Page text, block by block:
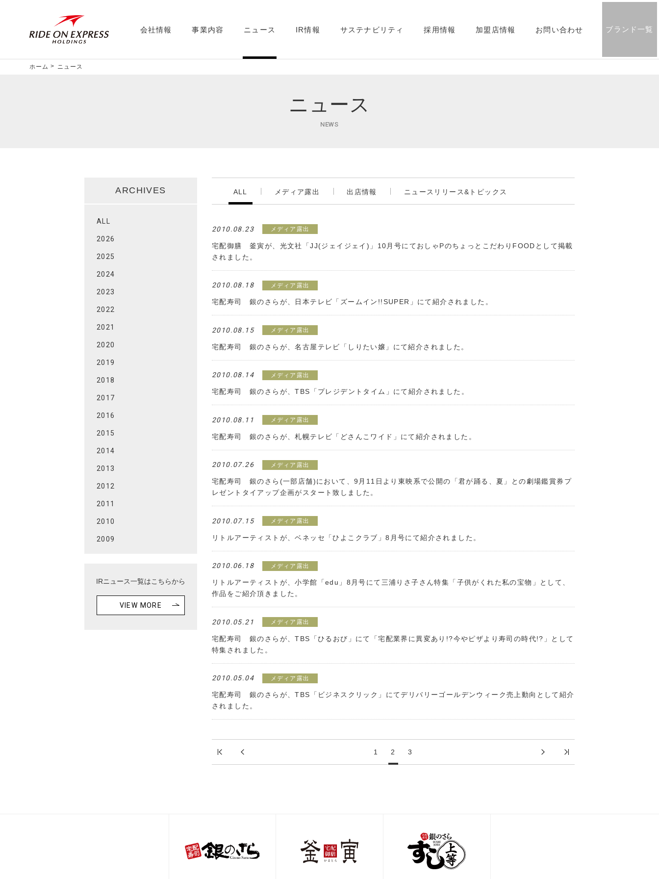
会社情報 事業内容 ニュース IR情報 サステナビリティ 採用情報 加盟店情報 お問い合わせ ブランド一覧
ホーム ニュース
ニュース
NEWS
ARCHIVES
ALL
2026
2025
2024
2023
2022
2021
2020
2019
2018
2017
2016
2015
2014
2013
2012
2011
2010
2009
IRニュース一覧はこちらから
VIEW MORE
ALL メディア露出 出店情報 ニュースリリース&トピックス
2010.08.23 メディア露出
宅配御膳 釜寅が、光文社「JJ(ジェイジェイ)」10月号にておしゃPのちょっとこだわりFOODとして掲載
されました。
2010.08.18 メディア露出
宅配寿司 銀のさらが、日本テレビ「ズームイン!!SUPER」にて紹介されました。
2010.08.15 メディア露出
宅配寿司 銀のさらが、名古屋テレビ「しりたい嬢」にて紹介されました。
2010.08.14 メディア露出
宅配寿司 銀のさらが、TBS「プレジデントタイム」にて紹介されました。
2010.08.11 メディア露出
宅配寿司 銀のさらが、札幌テレビ「どさんこワイド」にて紹介されました。
2010.07.26 メディア露出
宅配寿司 銀のさら(一部店舗)において、9月11日より東映系で公開の「君が踊る、夏」との劇場鑑賞券プ
レゼントタイアップ企画がスタート致しました。
2010.07.15 メディア露出
リトルアーティストが、ベネッセ「ひよこクラブ」8月号にて紹介されました。
2010.06.18 メディア露出
リトルアーティストが、小学館「edu」8月号にて三浦りさ子さん特集「子供がくれた私の宝物」として、
作品をご紹介頂きました。
2010.05.21 メディア露出
宅配寿司 銀のさらが、TBS「ひるおび」にて「宅配業界に異変あり!?今やピザより寿司の時代!?」として
特集されました。
2010.05.04 メディア露出
宅配寿司 銀のさらが、TBS「ビジネスクリック」にてデリバリーゴールデンウィーク売上動向として紹介
されました。
1 2 3